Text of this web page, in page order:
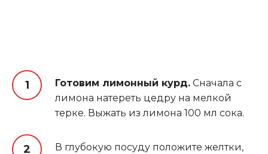
Готовим лимонный курд. Сначала с
лимона натереть цедру на мелкой
терке. Выжать из лимона 100 мл сока.
В глубокую посуду положите желтки,